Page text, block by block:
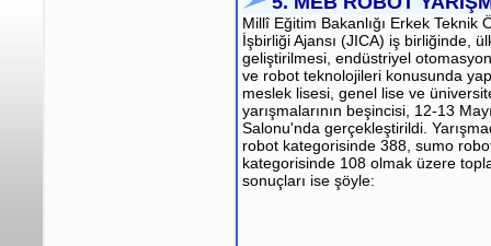
Millî Eğitim Bakanlığı Erkek
İşbirliği Ajansı (JICA) iş birliğinde,
geliştirilmesi, endüstriyel otomasyon
ve robot teknolojileri konusunda
meslek lisesi, genel lise ve
yarışmalarının beşincisi, 12-13
Salonu'nda gerçekleştirildi.
robot kategorisinde 388, sumo
kategorisinde 108 olmak üzere
sonuçları ise şöyle: